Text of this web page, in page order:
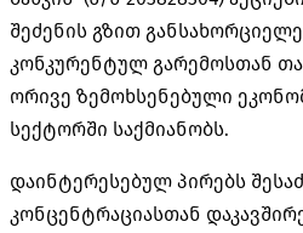
შეძენის გზით
კონკურენტულ გარემოსთან
ორივე ზემოხსენებული
სექტორში საქმიანობს.
დაინტერესებულ პირებს
კონცენტრაციასთან